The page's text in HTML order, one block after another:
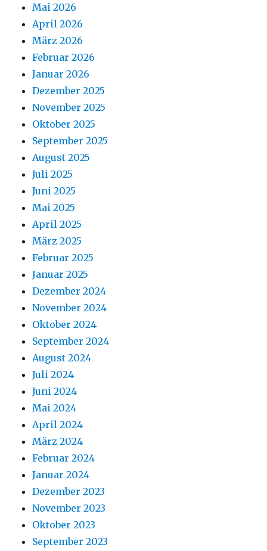
Mai 2026
April 2026
März 2026
Februar 2026
Januar 2026
Dezember 2025
November 2025
Oktober 2025
September 2025
August 2025
Juli 2025
Juni 2025
Mai 2025
April 2025
März 2025
Februar 2025
Januar 2025
Dezember 2024
November 2024
Oktober 2024
September 2024
August 2024
Juli 2024
Juni 2024
Mai 2024
April 2024
März 2024
Februar 2024
Januar 2024
Dezember 2023
November 2023
Oktober 2023
September 2023